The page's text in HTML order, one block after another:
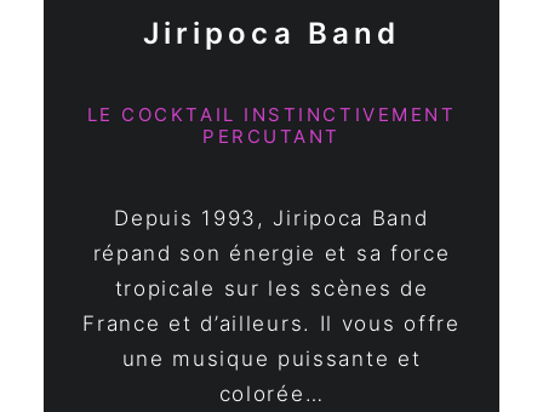
Jiripoca Band
LE COCKTAIL INSTINCTIVEMENT
PERCUTANT
Depuis 1993, Jiripoca Band
répand son énergie et sa force
tropicale sur les scènes de
France et d’ailleurs. Il vous offre
une musique puissante et
colorée…